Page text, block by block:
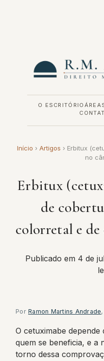
O ESCRITÓRIO
Início › Artigos › Erbitux
no
Erbitux
de
colorretal e de
Publicado em 4 de
Por Ramon Martins Andrade
O cetuximabe depende
quem se beneficia, e a
torno dessa